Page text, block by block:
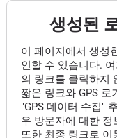
생성된
이 페이지에서 생성
인할 수 있습니다.
의 링크를 클릭하지
짧은 링크와 GPS 로
"GPS 데이터 수집"
우 방문자에 대한
또한 최종 링크로